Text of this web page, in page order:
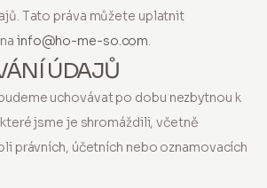
Tato práva můžete uplatnit
info@ho-me-so.com.
ÚDAJŮ
uchovávat po dobu nezbytnou k
jsme je shromáždili, včetně
právních, účetních nebo oznamovacích